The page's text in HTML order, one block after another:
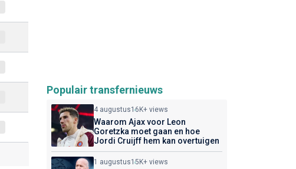
Populair transfernieuws
4 augustus16K+ views
Waarom Ajax voor Leon
Goretzka moet gaan en hoe
Jordi Cruijff hem kan overtuigen
1 augustus15K+ views